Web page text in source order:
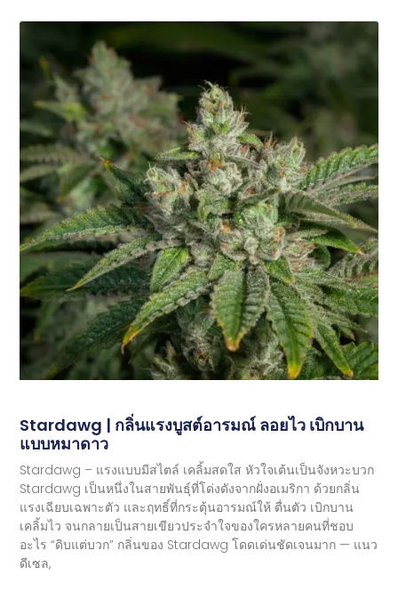
Stardawg | กลิ่นแรงบูสต์อารมณ์ ลอยไว เบิกบาน
แบบหมาดาว
Stardawg – แรงแบบมีสไตล์ เคลิ้มสดใส หัวใจเต้นเป็นจังหวะบวก
Stardawg เป็นหนึ่งในสายพันธุ์ที่โด่งดังจากฝั่งอเมริกา ด้วยกลิ่น
แรงเฉียบเฉพาะตัว และฤทธิ์ที่กระตุ้นอารมณ์ให้ ตื่นตัว เบิกบาน
เคลิ้มไว จนกลายเป็นสายเขียวประจำใจของใครหลายคนที่ชอบ
อะไร “ดิบแต่บวก” กลิ่นของ Stardawg โดดเด่นชัดเจนมาก — แนว
ดีเซล,